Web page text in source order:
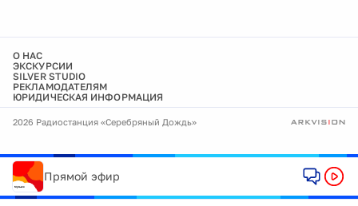
О НАС
ЭКСКУРСИИ
SILVER STUDIO
РЕКЛАМОДАТЕЛЯМ
ЮРИДИЧЕСКАЯ ИНФОРМАЦИЯ
2026 Радиостанция «Серебряный Дождь»
Прямой эфир